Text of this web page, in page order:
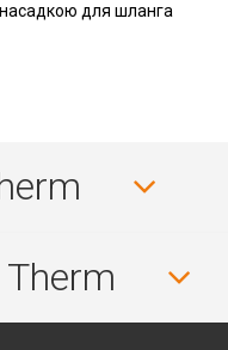
для шланга
Therm